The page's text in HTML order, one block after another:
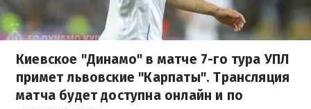
Киевское "Динамо" в матче 7-го тура УПЛ
примет львовские "Карпаты". Трансляция
матча будет доступна онлайн и по